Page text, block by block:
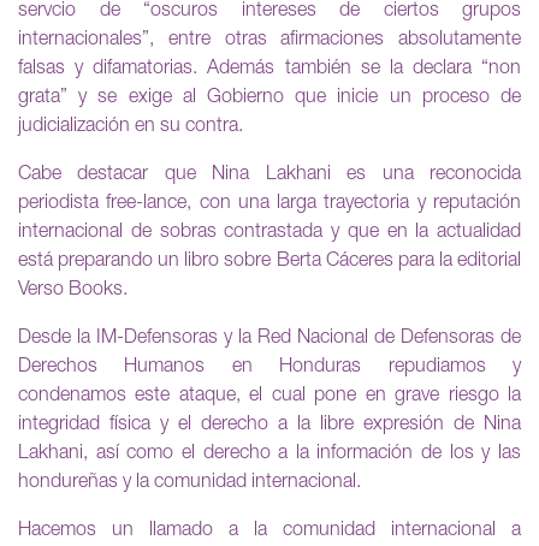
servcio de “oscuros intereses de ciertos grupos
internacionales”, entre otras afirmaciones absolutamente
falsas y difamatorias. Además también se la declara “non
grata” y se exige al Gobierno que inicie un proceso de
judicialización en su contra.
Cabe destacar que Nina Lakhani es una reconocida
periodista free-lance, con una larga trayectoria y reputación
internacional de sobras contrastada y que en la actualidad
está preparando un libro sobre Berta Cáceres para la editorial
Verso Books.
Desde la IM-Defensoras y la Red Nacional de Defensoras de
Derechos Humanos en Honduras repudiamos y
condenamos este ataque, el cual pone en grave riesgo la
integridad física y el derecho a la libre expresión de Nina
Lakhani, así como el derecho a la información de los y las
hondureñas y la comunidad internacional.
Hacemos un llamado a la comunidad internacional a